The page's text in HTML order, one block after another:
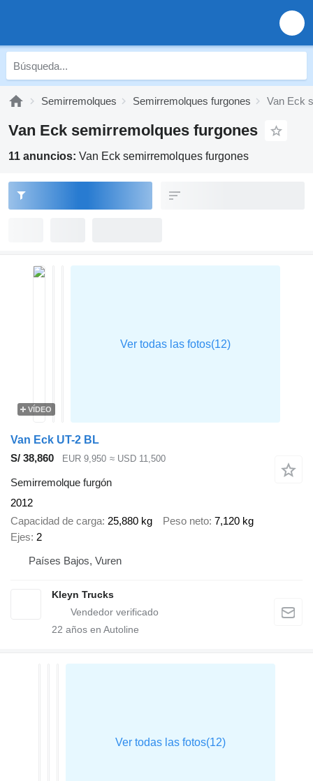
Semirremolques Semirremolques furgones Van Eck
Van Eck semirremolques furgones
11 anuncios: Van Eck semirremolques furgones
VÍDEO
Van Eck UT-2 BL
S/ 38,860
EUR 9,950 ≈ USD 11,500
Semirremolque furgón
2012
Capacidad de carga 25,880 kg Peso neto 7,120 kg
Ejes 2
Países Bajos, Vuren
Kleyn Trucks
22 años en Autoline